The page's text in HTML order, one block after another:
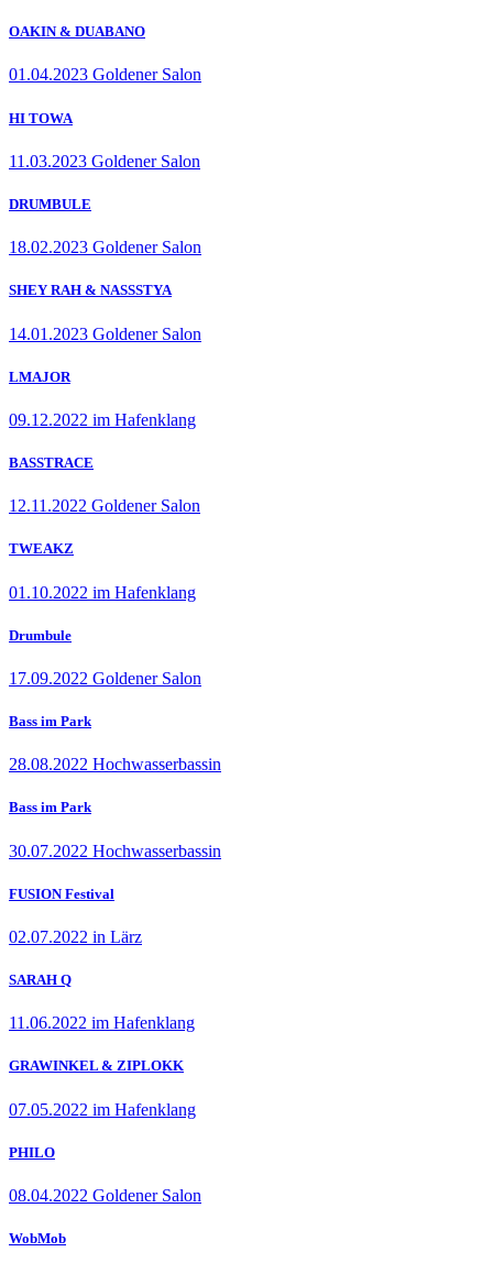
OAKIN & DUABANO
01.04.2023 Goldener Salon
HI TOWA
11.03.2023 Goldener Salon
DRUMBULE
18.02.2023 Goldener Salon
SHEY RAH & NASSSTYA
14.01.2023 Goldener Salon
LMAJOR
09.12.2022 im Hafenklang
BASSTRACE
12.11.2022 Goldener Salon
TWEAKZ
01.10.2022 im Hafenklang
Drumbule
17.09.2022 Goldener Salon
Bass im Park
28.08.2022 Hochwasserbassin
Bass im Park
30.07.2022 Hochwasserbassin
FUSION Festival
02.07.2022 in Lärz
SARAH Q
11.06.2022 im Hafenklang
GRAWINKEL & ZIPLOKK
07.05.2022 im Hafenklang
PHILO
08.04.2022 Goldener Salon
WobMob